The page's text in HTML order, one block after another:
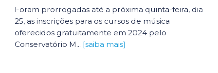
Foram prorrogadas até a próxima quinta-feira, dia
25, as inscrições para os cursos de música
oferecidos gratuitamente em 2024 pelo
Conservatório M... [saiba mais]